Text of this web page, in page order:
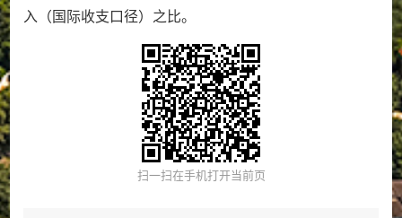
入（国际收支口径）之比。
扫一扫在手机打开当前页